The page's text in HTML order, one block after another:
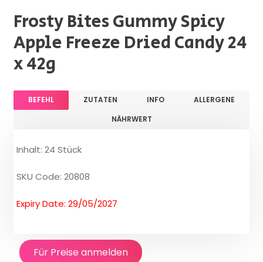
Frosty Bites Gummy Spicy
Apple Freeze Dried Candy 24
x 42g
BEFEHL ZUTATEN INFO
ALLERGENE
NÄHRWERT
Inhalt: 24 Stück
SKU Code: 20808
Expiry Date: 29/05/2027
Für Preise anmelden